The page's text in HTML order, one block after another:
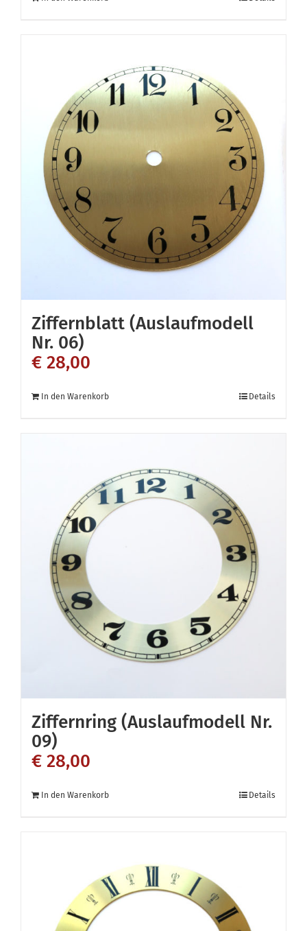
Ziffernblatt (Auslaufmodell
Nr. 06)
€ 28,00
In den Warenkorb Details
Ziffernring (Auslaufmodell Nr.
09)
€ 28,00
In den Warenkorb Details